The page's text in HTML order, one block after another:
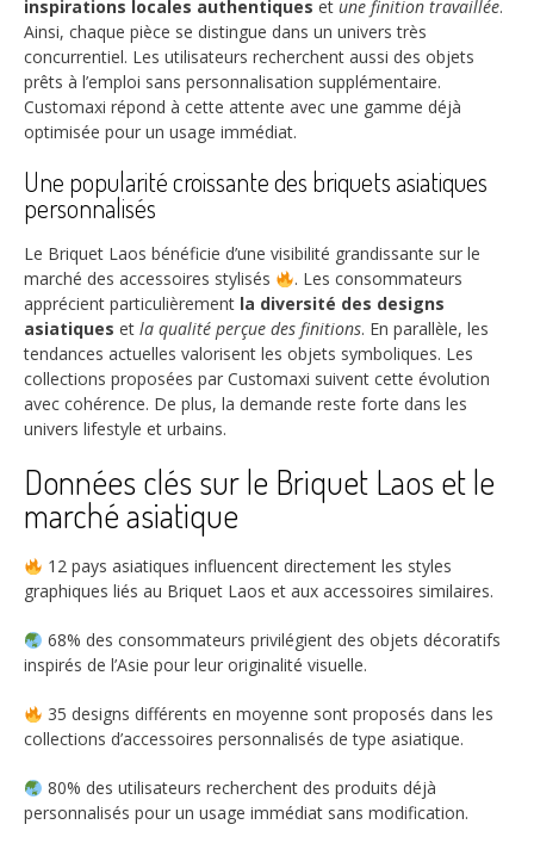
inspirations locales authentiques et une finition travaillée.
Ainsi, chaque pièce se distingue dans un univers très
concurrentiel. Les utilisateurs recherchent aussi des objets
prêts à l’emploi sans personnalisation supplémentaire.
Customaxi répond à cette attente avec une gamme déjà
optimisée pour un usage immédiat.
Une popularité croissante des briquets asiatiques
personnalisés
Le Briquet Laos bénéficie d’une visibilité grandissante sur le
marché des accessoires stylisés
. Les consommateurs
apprécient particulièrement la diversité des designs
asiatiques et la qualité perçue des finitions. En parallèle, les
tendances actuelles valorisent les objets symboliques. Les
collections proposées par Customaxi suivent cette évolution
avec cohérence. De plus, la demande reste forte dans les
univers lifestyle et urbains.
Données clés sur le Briquet Laos et le
marché asiatique
12pays asiatiques influencent directement les styles
graphiques liés au Briquet Laos et aux accessoires similaires.
68% des consommateurs privilégient des objets décoratifs
inspirés de l’Asie pour leur originalité visuelle.
35 designs différents en moyenne sont proposés dans les
collections d’accessoires personnalisés de type asiatique.
80% des utilisateurs recherchent des produits déjà
personnalisés pour un usage immédiat sans modification.